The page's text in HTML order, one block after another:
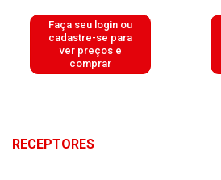
Faça seu login ou
cadastre-se para
ver preços e
comprar
RECEPTORES